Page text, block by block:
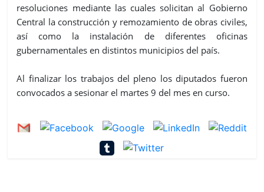
resoluciones mediante las cuales solicitan al Gobierno
Central la construcción y remozamiento de obras civiles,
así como la instalación de diferentes oficinas
gubernamentales en distintos municipios del país.
Al finalizar los trabajos del pleno los diputados fueron
convocados a sesionarel martes 9 del mes en curso.